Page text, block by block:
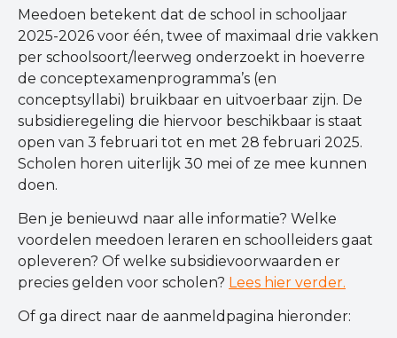
Meedoen betekent dat de school in schooljaar
2025-2026 voor één, twee of maximaal drie vakken
per schoolsoort/leerweg onderzoekt in hoeverre
de conceptexamenprogramma’s (en
conceptsyllabi) bruikbaar en uitvoerbaar zijn. De
subsidieregeling die hiervoor beschikbaar is staat
open van 3 februari tot en met 28 februari 2025.
Scholen horen uiterlijk 30 mei of ze mee kunnen
doen.
Ben je benieuwd naar alle informatie? Welke
voordelen meedoen leraren en schoolleiders gaat
opleveren? Of welke subsidievoorwaarden er
precies gelden voor scholen? Lees hier verder.
Of ga direct naar de aanmeldpagina hieronder: